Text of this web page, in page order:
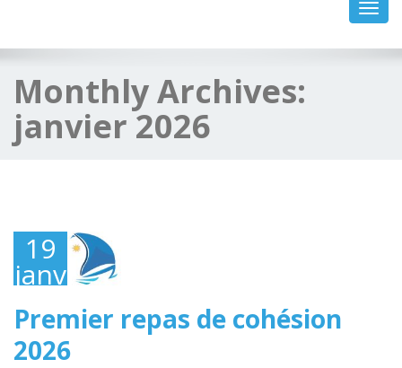
Monthly Archives:
janvier 2026
19
janvier
2026
Premier repas de cohésion
2026